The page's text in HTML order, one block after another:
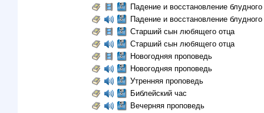
Падение и восстановление
Падение и восстановление
Старший сын любящего отца
Старший сын любящего отца
Новогодняя проповедь
Новогодняя проповедь
Утренняя проповедь
Библейский час
Вечерняя проповедь